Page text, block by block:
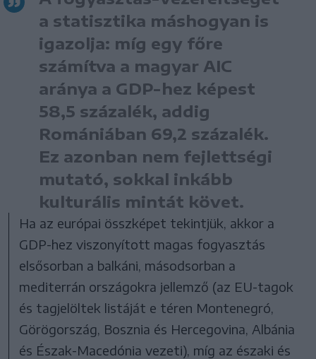
a statisztika máshogyan is
igazolja: míg egy főre
számítva a magyar AIC
aránya a GDP-hez képest
58,5 százalék, addig
Romániában 69,2 százalék.
Ez azonban nem fejlettségi
mutató, sokkal inkább
kulturális mintát követ.
Ha az európai összképet tekintjük, akkor a
GDP-hez viszonyított magas fogyasztás
elsősorban a balkáni, másodsorban a
mediterrán országokra jellemző (az EU-tagok
és tagjelöltek listáját e téren Montenegró,
Görögország, Bosznia és Hercegovina, Albánia
és Észak-Macedónia vezeti), míg az északi és